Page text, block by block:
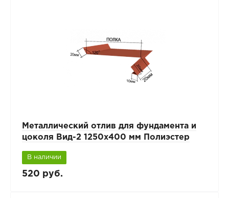
Металлический отлив для фундамента и
цоколя Вид-2 1250x400 мм Полиэстер
В наличии
520 руб.